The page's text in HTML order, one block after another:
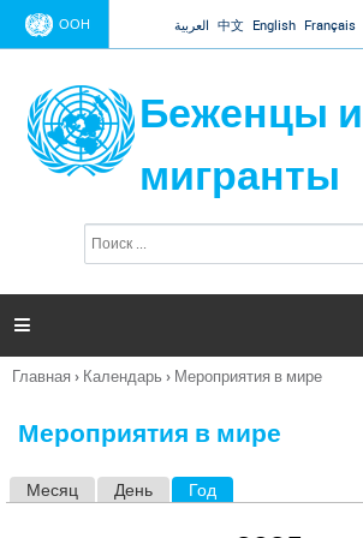
Jump to navigation
ООН العربية 中文 English Français
Беженцы и
мигранты
п
и

Вы
Главная › Календарь › Мероприятия в мире
Мероприятия в мире
Месяц День Год